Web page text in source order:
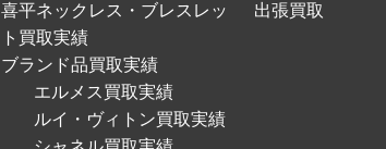
喜平ネックレス・ブレスレッ
ト買取実績
ブランド品買取実績
エルメス買取実績
ルイ・ヴィトン買取実績
出張買取